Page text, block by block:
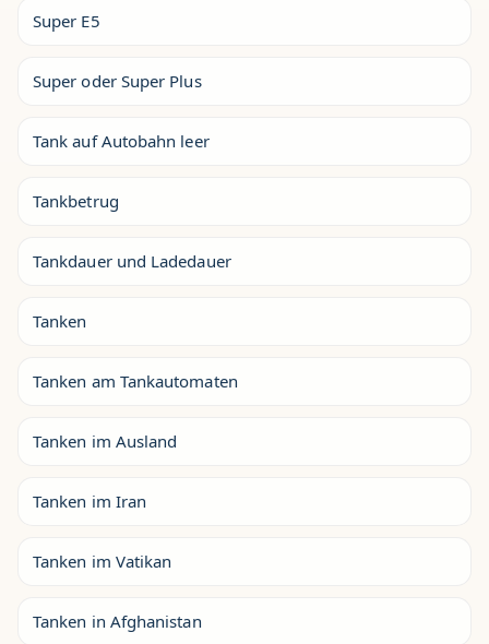
Super E5
Super oder Super Plus
Tank auf Autobahn leer
Tankbetrug
Tankdauer und Ladedauer
Tanken
Tanken am Tankautomaten
Tanken im Ausland
Tanken im Iran
Tanken im Vatikan
Tanken in Afghanistan